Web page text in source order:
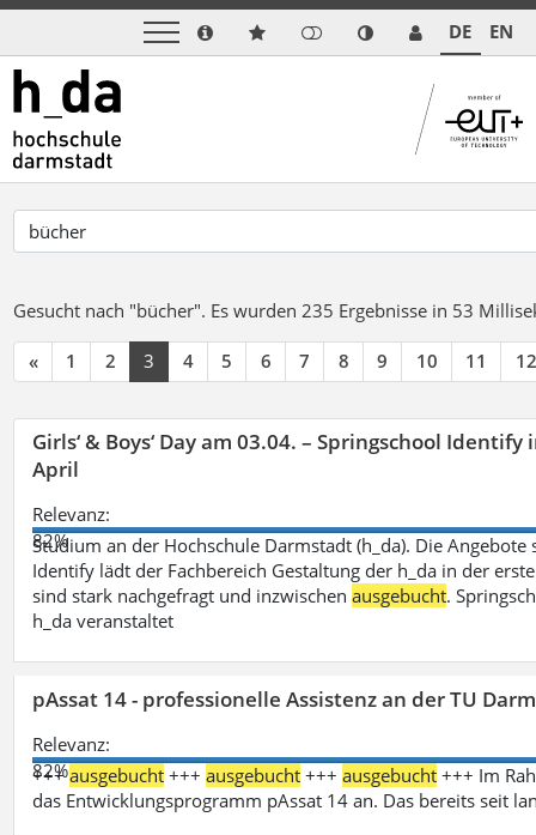
DE EN
Gesucht nach "bücher". Es wurden 235 Ergebnisse in 53
« 1 2 3 4 5 6 7 8 9 10 11 12
Girls‘ & Boys‘ Day am 03.04. – Springschool
April
Relevanz:
82%
Studium an der Hochschule Darmstadt (h_da). Die
Identify lädt der Fachbereich Gestaltung der h_da in der
sind stark nachgefragt und inzwischenausgebucht.
h_da veranstaltet
pAssat 14 - professionelle Assistenz an der TU
Relevanz:
82%
+++ausgebucht +++ausgebucht +++ausgebucht +++ Im
das Entwicklungsprogramm pAssat 14 an. Das bereits seit